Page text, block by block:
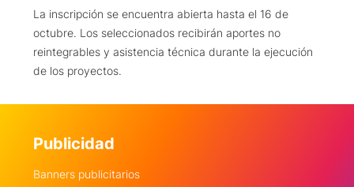
La inscripción se encuentra abierta hasta el 16 de
octubre. Los seleccionados recibirán aportes no
reintegrables y asistencia técnica durante la ejecución
de los proyectos.
Publicidad
Banners publicitarios